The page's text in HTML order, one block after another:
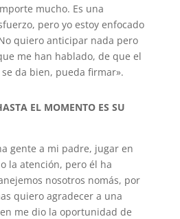
mucho. Es una
pero yo estoy enfocado
quiero anticipar nada pero
me han hablado, de que el
da bien, pueda firmar».
EL MOMENTO ES SU
gente a mi padre, jugar en
la atención, pero él ha
nosotros nomás, por
quiero agradecer a una
me dio la oportunidad de